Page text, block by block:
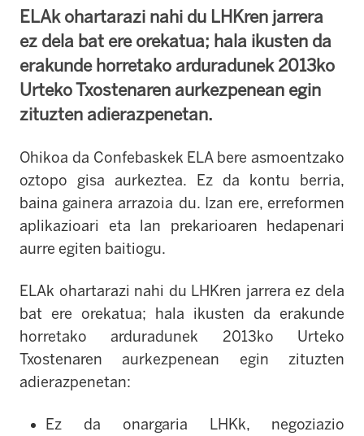
ELAk ohartarazi nahi du LHKren jarrera
ez dela bat ere orekatua; hala ikusten da
erakunde horretako arduradunek 2013ko
Urteko Txostenaren aurkezpenean egin
zituzten adierazpenetan.
Ohikoa da Confebaskek ELA bere asmoentzako
oztopo gisa aurkeztea. Ez da kontu berria,
baina gainera arrazoia du. Izan ere, erreformen
aplikazioari eta lan prekarioaren hedapenari
aurre egiten baitiogu.
ELAk ohartarazi nahi du LHKren jarrera ez dela
bat ere orekatua; hala ikusten da erakunde
horretako arduradunek 2013ko Urteko
Txostenaren aurkezpenean egin zituzten
adierazpenetan:
Ez da onargaria LHKk, negoziazio